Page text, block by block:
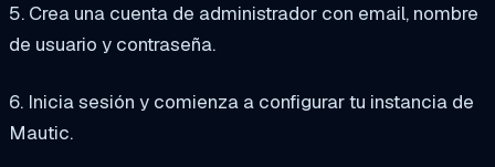
5. Crea una cuenta de administrador con email, nombre
de usuario y contraseña.
6. Inicia sesión y comienza a configurar tu instancia de
Mautic.